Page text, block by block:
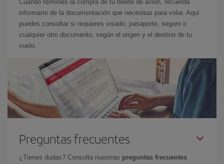
Cuando termines la compra de tu billete de avión, recuerda
informarte de la documentación que necesitas para volar. Aquí
puedes consultar si requieres visado, pasaporte, seguro o
cualquier otro documento, según el origen y el destino de tu
vuelo.
Preguntas frecuentes
¿Tienes dudas? Consulta nuestras preguntas frecuentes